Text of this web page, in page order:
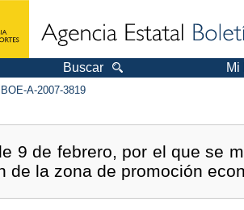
Buscar Mi
A-2007-3819
9 de febrero, por el que se
de la zona de promoción